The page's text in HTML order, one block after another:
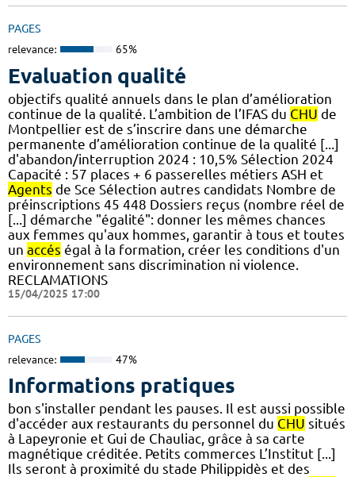
PAGES
relevance: 65%
Evaluation qualité
objectifs qualité annuels dans le plan d’amélioration
continue de la qualité. L’ambition de l’IFAS du CHU de
Montpellier est de s’inscrire dans une démarche
permanente d’amélioration continue de la qualité [...]
d'abandon/interruption 2024 : 10,5% Sélection 2024
Capacité : 57 places + 6 passerelles métiers ASH et
Agents de Sce Sélection autres candidats Nombre de
préinscriptions 45 448 Dossiers reçus (nombre réel de
[...] démarche "égalité": donner les mêmes chances
aux femmes qu'aux hommes, garantir à tous et toutes
un accés égal à la formation, créer les conditions d'un
environnement sans discrimination ni violence.
RECLAMATIONS
15/04/2025 17:00
PAGES
relevance: 47%
Informations pratiques
bon s'installer pendant les pauses. Il est aussi possible
d'accéder aux restaurants du personnel du CHU situés
à Lapeyronie et Gui de Chauliac, grâce à sa carte
magnétique créditée. Petits commerces L’Institut [...]
Ils seront à proximité du stade Philippidès et des